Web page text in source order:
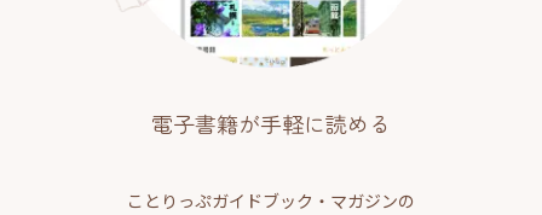
電子書籍が手軽に読める
ことりっぷガイドブック・マガジンの